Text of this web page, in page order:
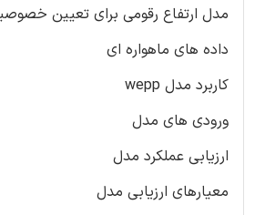
مدل ارتفاع رقومی برای تعیین
داده های ماهواره ای
کاربرد مدل wepp
ورودی های مدل
ارزیابی عملکرد مدل
معیارهای ارزیابی مدل